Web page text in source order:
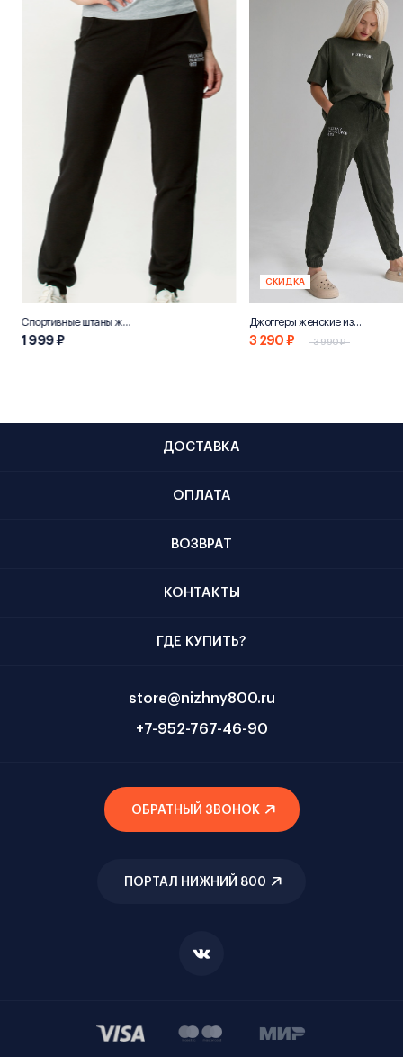
Спортивные штаны женские «НН800»
1 999 ₽
СКИДКА
Джоггеры женские из переработанного хлопка "Эко 800"
3 290 ₽ 3 990 ₽
ДОСТАВКА
ОПЛАТА
ВОЗВРАТ
КОНТАКТЫ
ГДЕ КУПИТЬ?
store@nizhny800.ru
+7-952-767-46-90
ОБРАТНЫЙ ЗВОНОК
ПОРТАЛ НИЖНИЙ 800